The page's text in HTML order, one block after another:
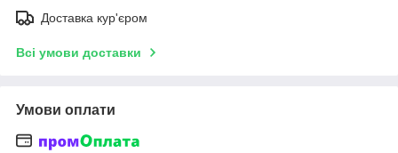
Доставка кур'єром
Всі умови доставки
Умови оплати